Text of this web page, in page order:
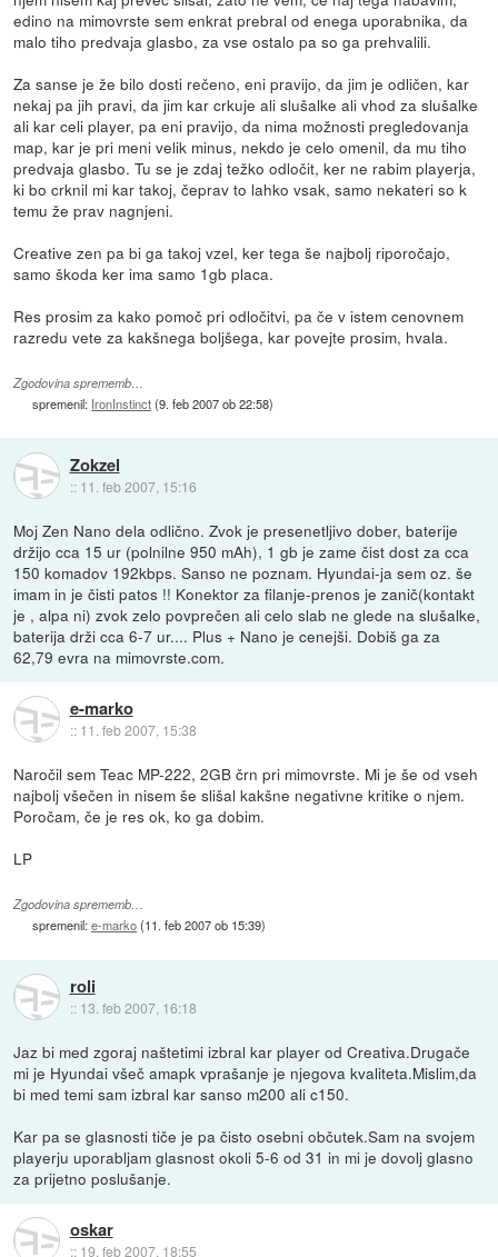
edino na mimovrste sem enkrat prebral od enega uporabnika, da
malo tiho predvaja glasbo, za vse ostalo pa so ga prehvalili.
Za sanse je že bilo dosti rečeno, eni pravijo, da jim je odličen, kar
nekaj pa jih pravi, da jim kar crkuje ali slušalke ali vhod za slušalke
ali kar celi player, pa eni pravijo, da nima možnosti pregledovanja
map, kar je pri meni velik minus, nekdo je celo omenil, da mu tiho
predvaja glasbo. Tu se je zdaj težko odločit, ker ne rabim playerja,
ki bo crknil mi kar takoj, čeprav to lahko vsak, samo nekateri so k
temu že prav nagnjeni.
Creative zen pa bi ga takoj vzel, ker tega še najbolj riporočajo,
samo škoda ker ima samo 1gb placa.
Res prosim za kako pomoč pri odločitvi, pa če v istem cenovnem
razredu vete za kakšnega boljšega, kar povejte prosim, hvala.
Zgodovina sprememb…
spremenil: IronInstinct(9. feb 2007 ob 22:58)
Zokzel
:: 11. feb 2007, 15:16
Moj Zen Nano dela odlično. Zvok je presenetljivo dober, baterije
držijo cca 15 ur (polnilne 950 mAh), 1 gb je zame čist dost za cca
150 komadov 192kbps. Sanso ne poznam. Hyundai-ja sem oz. še
imam in je čisti patos !! Konektor za filanje-prenos je zanič(kontakt
je , alpa ni) zvok zelo povprečen ali celo slab ne glede na slušalke,
baterija drži cca 6-7 ur.... Plus + Nano je cenejši. Dobiš ga za
62,79 evra na mimovrste.com.
e-marko
:: 11. feb 2007, 15:38
Naročil sem Teac MP-222, 2GB črn pri mimovrste. Mi je še od vseh
najbolj všečen in nisem še slišal kakšne negativne kritike o njem.
Poročam, če je res ok, ko ga dobim.
LP
Zgodovina sprememb…
spremenil:e-marko(11. feb 2007 ob 15:39)
roli
:: 13. feb 2007, 16:18
Jaz bi med zgoraj naštetimi izbral kar player od Creativa.Drugače
mi je Hyundai všeč amapk vprašanje je njegova kvaliteta.Mislim,da
bi med temi sam izbral kar sanso m200 ali c150.
Kar pa se glasnosti tiče je pa čisto osebni občutek.Sam na svojem
playerju uporabljam glasnost okoli 5-6 od 31 in mi je dovolj glasno
za prijetno poslušanje.
oskar
:: 19. feb 2007, 18:55